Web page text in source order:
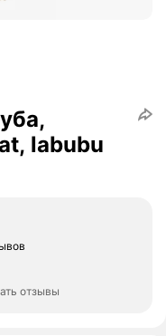
labubu
отзывы